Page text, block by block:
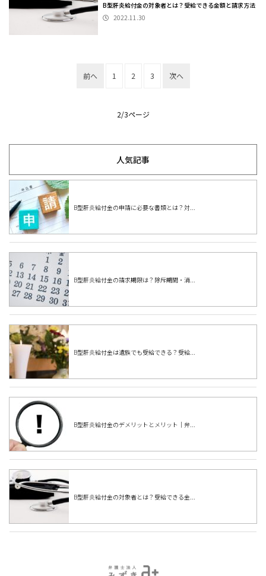
B型肝炎給付金の対象者とは？受給できる金額と請求方法
2022.11.30
投
ー
送
り
前へ 1 2 3 次へ
2/3ページ
人気記事
B型肝炎給付金の申請に必要な書類とは？対...
B型肝炎給付金の請求期限は？除斥期間・消...
B型肝炎給付金は遺族でも受給できる？受給...
B型肝炎給付金のデメリットとメリット｜弁...
B型肝炎給付金の対象者とは？受給できる金...